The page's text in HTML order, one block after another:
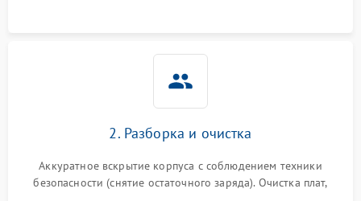
2. Разборка и очистка
Аккуратное вскрытие корпуса с соблюдением техники
безопасности (снятие остаточного заряда). Очистка плат,